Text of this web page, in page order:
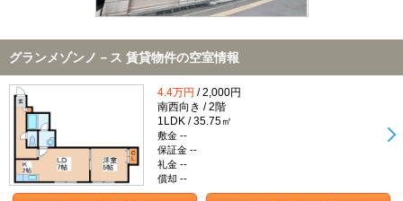
グランメゾンノ－ス 賃貸物件の空室情報
4.4万円 / 2,000円
南西向き / 2階
1LDK / 35.75㎡
敷金 --
保証金 --
礼金 --
償却 --